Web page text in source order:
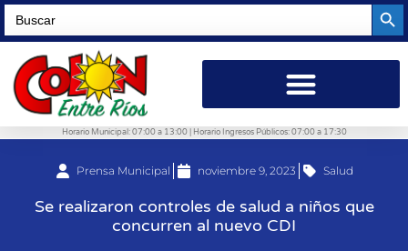
Search
for:
Horario Municipal: 07:00 a 13:00 | Horario Ingresos Públicos: 07:00 a 17:30
Prensa Municipal noviembre 9, 2023 Salud
Se realizaron controles de salud a niños que
concurren al nuevo CDI